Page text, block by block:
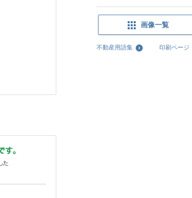
画像一覧
不動産用語集 印刷ページ